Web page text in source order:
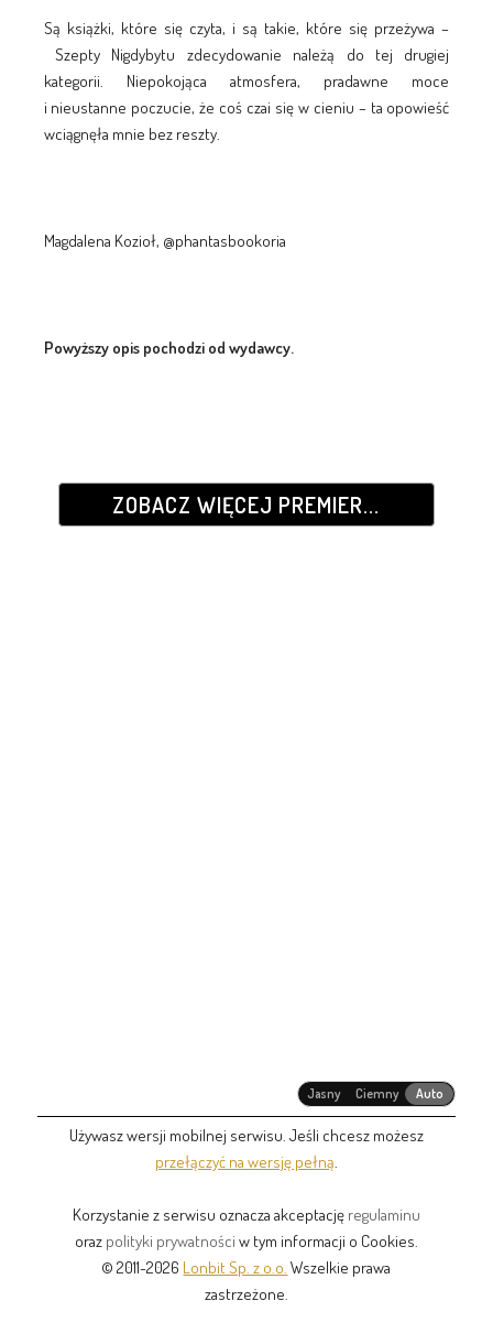
Są książki, które się czyta, i są takie, które się przeżywa –
Szepty Nigdybytu zdecydowanie należą do tej drugiej
kategorii. Niepokojąca atmosfera, pradawne moce
i nieustanne poczucie, że coś czai się w cieniu – ta opowieść
wciągnęła mnie bez reszty.
Magdalena Kozioł, @phantasbookoria
Powyższy opis pochodzi od wydawcy.
ZOBACZ WIĘCEJ PREMIER...
Jasny Ciemny Auto
Używasz wersji mobilnej serwisu. Jeśli chcesz możesz
przełączyć na wersję pełną
Korzystanie z serwisu oznacza akceptację regulaminu
oraz polityki prywatności w tym informacji o Cookies.
© 2011-2026 Lonbit Sp. z o.o. Wszelkie prawa
zastrzeżone.